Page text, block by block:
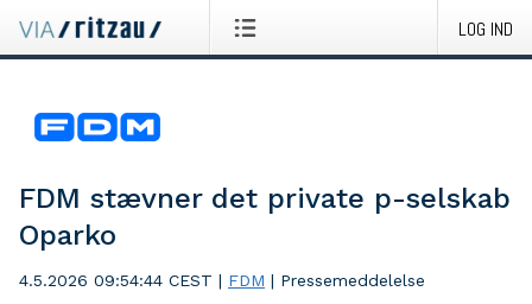
LOG IND
FDM stævner det private p-selskab
Oparko
4.5.2026 09:54:44 CEST | FDM | Pressemeddelelse